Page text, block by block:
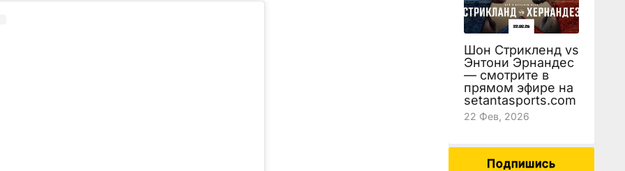
Шон Стрикленд vs
Энтони Эрнандес
— смотрите в
прямом эфире на
setantasports.com
22 Фев, 2026
Подпишись